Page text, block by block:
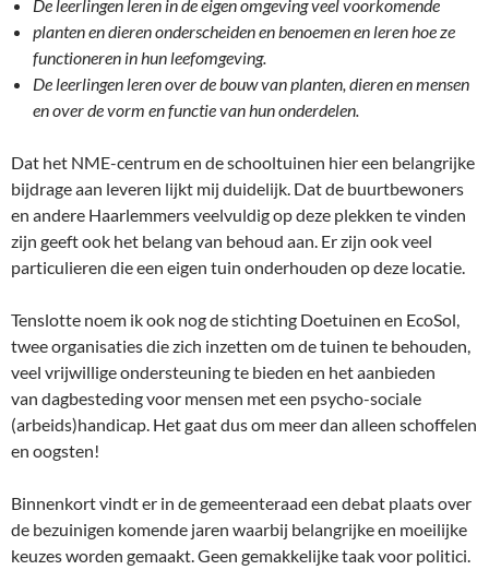
De leerlingen leren in de eigen omgeving veel voorkomende
planten en dieren onderscheiden en benoemen en leren hoe ze
functioneren in hun leefomgeving.
De leerlingen leren over de bouw van planten, dieren en mensen
en over de vorm en functie van hun onderdelen.
Dat het NME-centrum en de schooltuinen hier een belangrijke
bijdrage aan leveren lijkt mij duidelijk. Dat de buurtbewoners
en andere Haarlemmers veelvuldig op deze plekken te vinden
zijn geeft ook het belang van behoud aan. Er zijn ook veel
particulieren die een eigen tuin onderhouden op deze locatie.
Tenslotte noem ik ook nog de stichting Doetuinen en EcoSol,
twee organisaties die zich inzetten om de tuinen te behouden,
veel vrijwillige ondersteuning te bieden en het aanbieden
van dagbesteding voor mensen met een psycho-sociale
(arbeids)handicap. Het gaat dus om meer dan alleen schoffelen
en oogsten!
Binnenkort vindt er in de gemeenteraad een debat plaats over
de bezuinigen komende jaren waarbij belangrijke en moeilijke
keuzes worden gemaakt. Geen gemakkelijke taak voor politici.